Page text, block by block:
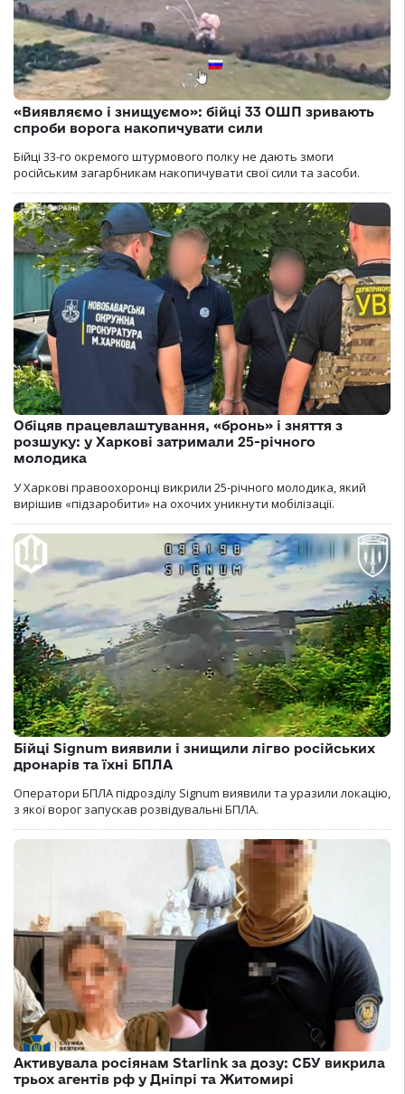
«Виявляємо і знищуємо»: бійці 33 ОШП зривають
спроби ворога накопичувати сили
Бійці 33-го окремого штурмового полку не дають змоги
російським загарбникам накопичувати свої сили та засоби.
Обіцяв працевлаштування, «бронь» і зняття з
розшуку: у Харкові затримали 25-річного
молодика
У Харкові правоохоронці викрили 25-річного молодика, який
вирішив «підзаробити» на охочих уникнути мобілізації.
Бійці Signum виявили і знищили лігво російських
дронарів та їхні БПЛА
Оператори БПЛА підрозділу Signum виявили та уразили локацію,
з якої ворог запускав розвідувальні БПЛА.
Активувала росіянам Starlink за дозу: СБУ викрила
трьох агентів рф у Дніпрі та Житомирі